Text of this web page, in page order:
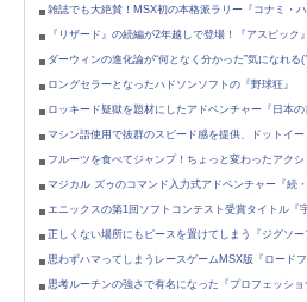
雑誌でも大絶賛！MSX初の本格派ラリー『コナミ・ハ
『リザード』の続編が2年越しで登場！『アスピック』
ダーウィンの進化論が“何となく分かった”気になれる
ロングセラーとなったハドソンソフトの『野球狂』
ロッキード疑獄を題材にしたアドベンチャー『日本の
マシン語使用で抜群のスピード感を提供、ドットイー
フルーツを食べてジャンプ！ちょっと変わったアクシ
マジカル ズゥのコマンド入力式アドベンチャー『続・
エニックスの第1回ソフトコンテスト受賞タイトル『
正しくない場所にもピースを置けてしまう『ジグソー
思わずハマってしまうレースゲームMSX版『ロードフ
思考ルーチンの強さで有名になった『プロフェッショ